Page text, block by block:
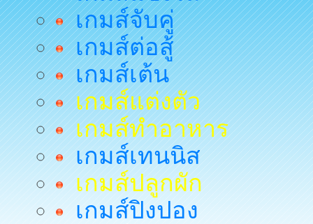
เกมส์จับคู่
เกมส์ต่อสู้
เกมส์เต้น
เกมส์แต่งตัว
เกมส์ทำอาหาร
เกมส์เทนนิส
เกมส์ปลูกผัก
เกมส์ปิงปอง